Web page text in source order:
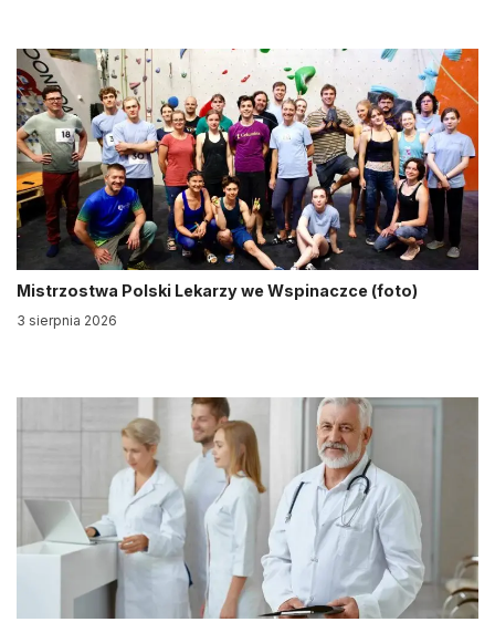
Mistrzostwa Polski Lekarzy we Wspinaczce (foto)
3 sierpnia 2026